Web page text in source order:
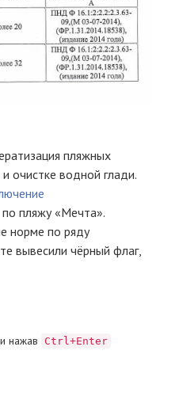
пляжных
очистке водной глади.
пляжу «Мечта».
норме по ряду
вывесили чёрный флаг,
нажав Ctrl+Enter